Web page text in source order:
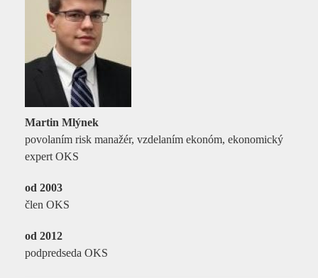
Martin Mlýnek
povolaním risk manažér, vzdelaním ekonóm, ekonomický
expert OKS
od 2003
člen OKS
od 2012
podpredseda OKS